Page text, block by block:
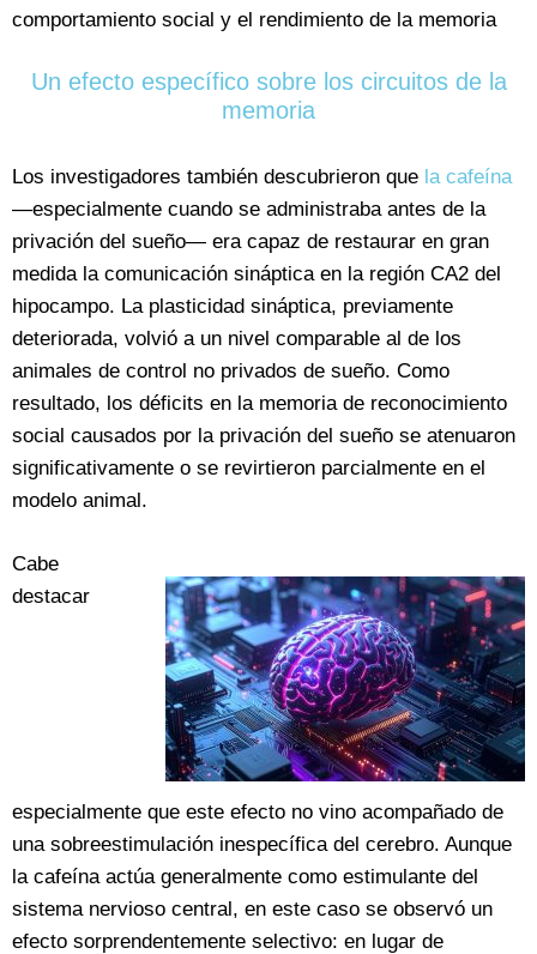
comportamiento social y el rendimiento de la memoria
Un efecto específico sobre los circuitos de la
memoria
Los investigadores también descubrieron que la cafeína
—especialmente cuando se administraba antes de la
privación del sueño— era capaz de restaurar en gran
medida la comunicación sináptica en la región CA2 del
hipocampo. La plasticidad sináptica, previamente
deteriorada, volvió a un nivel comparable al de los
animales de control no privados de sueño. Como
resultado, los déficits en la memoria de reconocimiento
social causados por la privación del sueño se atenuaron
significativamente o se revirtieron parcialmente en el
modelo animal.
Cabe
destacar
especialmente que este efecto no vino acompañado de
una sobreestimulación inespecífica del cerebro. Aunque
la cafeína actúa generalmente como estimulante del
sistema nervioso central, en este caso se observó un
efecto sorprendentemente selectivo: en lugar de